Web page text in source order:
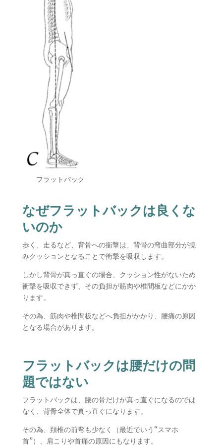
フラットバック
なぜフラットバックは良くな
いのか
歩く、走るなど、背骨への衝撃は、背骨の弯曲部分が撓
みクッションとなることで衝撃を吸収します。
しかし背骨が真っ直ぐの場合、クッション性がないため
衝撃を吸収できず、その負担が筋肉や椎間板などにかか
ります。
その為、筋肉や椎間板などへ負担がかかり、腰痛の原因
となる場合があります。
フラットバックは腰だけの問
題ではない
フラットバックは、腰の骨だけが真っ直ぐになるのでは
なく、背骨全体で真っ直ぐになります。
その為、頚椎の前弯も少なく（最近でいう“スマホ
首”）、肩こりや首痛の原因にもなります。